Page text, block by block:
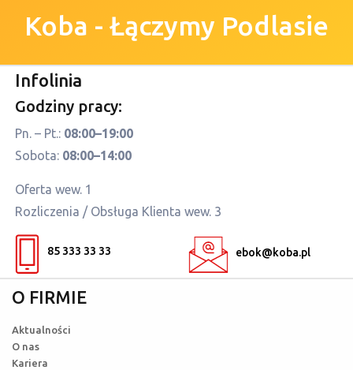
Koba - Łączymy Podlasie
Infolinia
Godziny pracy:
Pn. – Pt.: 08:00–19:00
Sobota: 08:00–14:00
Oferta wew. 1
Rozliczenia / Obsługa Klienta wew. 3
85 333 33 33 ebok@koba.pl
O FIRMIE
Aktualności
O nas
Kariera